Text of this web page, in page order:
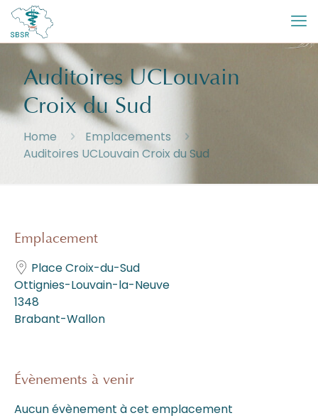
Auditoires UCLouvain
Croix du Sud
Home
Emplacements
Auditoires UCLouvain Croix du Sud
Emplacement
Place Croix-du-Sud
Ottignies-Louvain-la-Neuve
1348
Brabant-Wallon
Évènements à venir
Aucun évènement à cet emplacement